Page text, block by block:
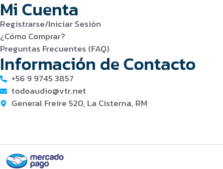
Mi Cuenta
Registrarse/Iniciar Sesión
¿Cómo Comprar?
Preguntas Frecuentes (FAQ)
Información de Contacto
+56 9 9745 3857
todoaudio@vtr.net
General Freire 520, La Cisterna, RM